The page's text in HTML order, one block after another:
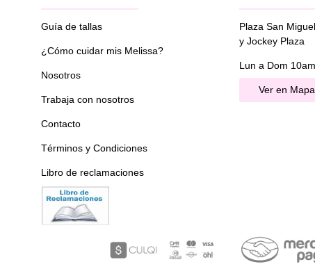
Guía de tallas
¿Cómo cuidar mis Melissa?
Nosotros
Trabaja con nosotros
Contacto
Términos y Condiciones
Libro de reclamaciones
Plaza San
y Jockey Plaza
Lun a Dom
Ver en Mapa